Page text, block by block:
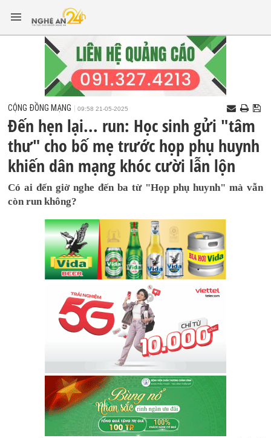
CỘNG ĐỒNG MẠNG 09:58 21-05-2025
Đến hẹn lại... run: Học sinh gửi "tâm
thư" cho bố mẹ trước họp phụ huynh
khiến dân mạng khóc cười lẫn lộn
Có ai đến giờ nghe đến ba từ "Họp phụ huynh" mà vẫn
còn run không?